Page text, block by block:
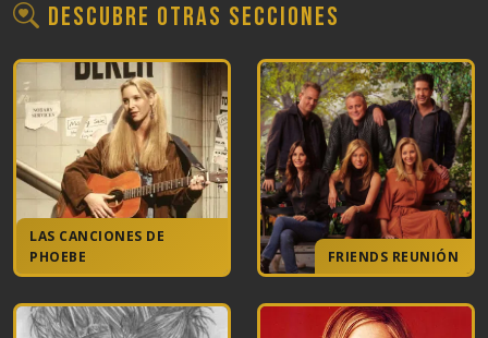
Descubre otras secciones
LAS CANCIONES DE
PHOEBE
FRIENDS REUNIÓN